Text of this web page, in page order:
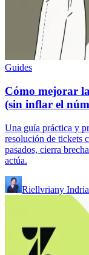
Guides
Cómo mejorar
(sin inflar el
Una guía práctica y
resolución de tickets
pasados, cierra
actúa.
Riellvriany